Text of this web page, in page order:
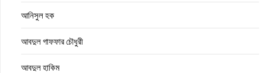
আনিসুল হক
আবদুল গাফফার চৌধুরী
আবদুল হাকিম